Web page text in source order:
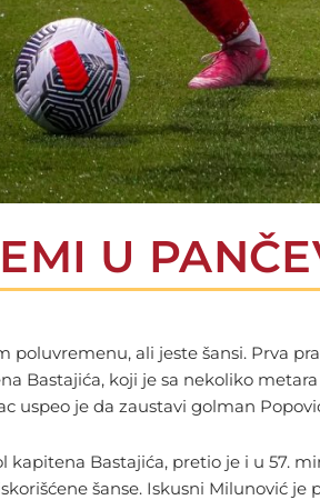
U
poluvremenu, ali jeste šansi. Prva
Bastajića, koji je sa nekoliko
uspeo je da zaustavi golman
kapitena Bastajića, pretio je i u 57.
šanse. Iskusni Milunović